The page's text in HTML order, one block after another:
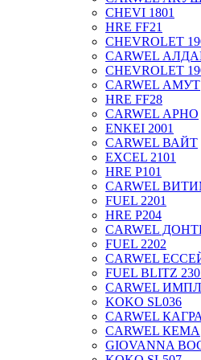
CHEVI 1801
HRE FF21
CHEVROLET
CARWEL
CHEVROLET
CARWEL АМУТ
HRE FF28
CARWEL АРНО
ENKEI 2001
CARWEL ВАЙТ
EXCEL 2101
HRE P101
CARWEL
FUEL 2201
HRE P204
CARWEL
FUEL 2202
CARWEL
FUEL BLITZ
CARWEL
KOKO SL036
CARWEL
CARWEL КЕМА
GIOVANNA